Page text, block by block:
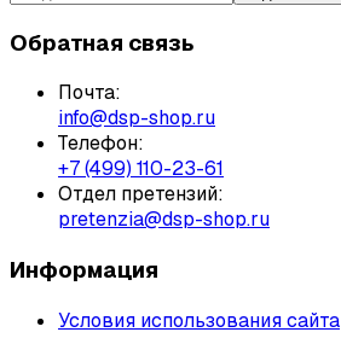
Обратная связь
Почта:
info@dsp-shop.ru
Телефон:
+7 (499) 110-23-61
Отдел претензий:
pretenzia@dsp-shop.ru
Информация
Условия использования сайта